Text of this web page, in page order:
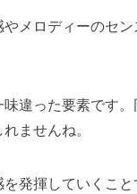
メロディーのセ
違った要素です
ませんね。
発揮していくこ